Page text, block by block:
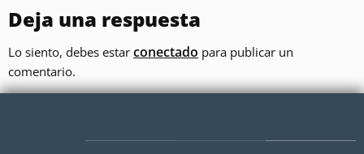
Deja una respuesta
Lo siento, debes estar conectado para publicar un
comentario.